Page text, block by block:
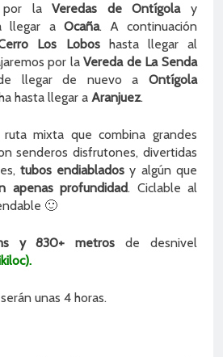
por laVeredas de Ontígolay
llegar a Ocaña. A continuación
Los Loboshasta llegar al
por laVereda de La Senda
llegar de nuevo a Ontígola
hasta llegar a Aranjuez.
mixta que combina grandes
senderos disfrutones, divertidas
tubos endiablados y algún que
apenas profundidad. Ciclable al
🙂
y 830+ metros de desnivel
unas 4 horas.